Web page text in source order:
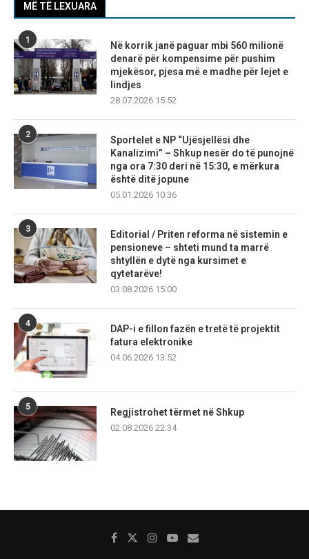
MË TË LEXUARA
1
Në korrik janë paguar mbi 560 milionë
denarë për kompensime për pushim
mjekësor, pjesa më e madhe për lejet e
lindjes
28.07.2026 15:52
2
Sportelet e NP “Ujësjellësi dhe
Kanalizimi” – Shkup nesër do të punojnë
nga ora 7:30 deri në 15:30, e mërkura
është ditë jopune
05.01.2026 10:36
3
Editorial / Priten reforma në sistemin e
pensioneve – shteti mund ta marrë
shtyllën e dytë nga kursimet e
qytetarëve!
03.08.2026 15:00
4
DAP-i e fillon fazën e tretë të projektit
fatura elektronike
04.06.2026 13:52
5
Regjistrohet tërmet në Shkup
02.08.2026 22:34